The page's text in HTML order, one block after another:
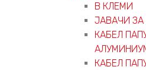
В КЛЕМИ
ЈАВАЧИ
КАБЕЛ
КАБЕЛ